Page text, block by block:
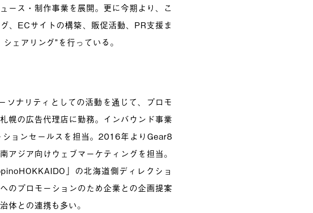
ース・制作事業を展開。更に今期より、こ
、ECサイトの構築、販促活動、PR支援ま
ェアリング”を行っている。
ナリティとしての活動を通じて、プロモ
幌の広告代理店に勤務。インバウンド事業
ョンセールスを担当。2016年よりGear8
ジア向けウェブマーケティングを担当。
」の北海道側ディレクショ
のプロモーションのため企業との企画提案
体との連携も多い。